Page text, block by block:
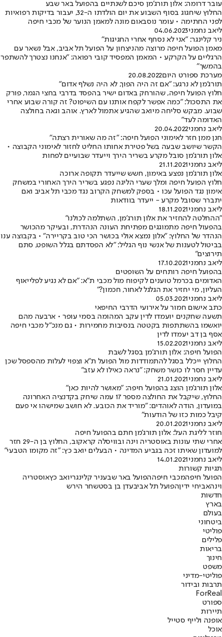
עובר דרומה: אלון תורג'מן סיכם לשנתיים בהפועל באר שבע
החלוץ שיחגוג בסוף השבוע את יום הולדתו ה-32, יעבור בדיקות רפואיות
לפני החתימה • עומר נוסבאום מונה למאמן הנוער של מכבי חיפה
ליאב נחמני04.06.2023
ניר קלינגר: "אני לא נסחף אחרי החגיגות"
מאמן הפועל חיפה מרוצה מהניצחון על הפועל תל אביב, אבל נשאר עם
הרגליים על הקרקע • המאמן המפסיד קובי רפואה: "אנחנו נצטרך להשתפר
בהמשך"
מערכת ספורט היום20.08.2022
תורג'מן לא נרגע: "אם זה היה הפוך, לא היה נשלף אדום"
חלוץ הפועל חיפה, שהורחק באדום ישיר בהפסד בדרבי בחצי הגמר, פורק
את התסכול: "כמה אפשר לקפח אותנו עם השיפוט? זה קורה שבוע אחרי
שבוע. מבקש סליחה מיואב שהגיע אתמול לארץ. אוהב וגאה בחולצה
האדומה לעד"
ליאב נחמני20.04.2022
חנן ממן חזר לאימוני הפועל חיפה: "זה מה שאורית רצתה"
הקשר שיושב שבעה בשל פטירת אחותו החליט לחזור לאימוני הקבוצה •
אלון תורג'מן סובל מקרע בשריר הירך וייעדר שבועיים לפחות
ליאב נחמני21.11.2021
אלון תורג'מן נפצע באימון, חשש שייעדר תקופה ארוכה
חלוץ הפועל חיפה ומלך שערי הליגה נפגע בשריר הירך האחורי במשחק
אימון נגד הפועל עכו • בספק למשחק הקרוב נגד מכבי תל אביב ואם
יתברר שסובל מקרע - ייעדר בוודאות
ליאב נחמני18.11.2021
"ההחלטה להחזיר את אלון תורג'מן, השתלמה לכולנו"
בהפעול חיפה מתמוגגים מפתיחת העונה הנהדרת, ובעיקר מהכושר
הנהדר של החלוץ: "אלון נמצא אולי בכושר הכי טוב בקריירה" • בקבוצה ענו
בביטול לטענות של אנשי נוף הגליל: "לא הפסדתם בגלל השופט, סתם
תירוצים"
ליאב נחמני17.10.2021
בהפועל חיפה רותחים על השופטים
האדומים בכרמל טוענים לקיפוח מול מכבי ת"א: "אם לא נגיע לפלייאוף
העליון, מי יחזיר את הגלגל לאחור, חכמון?"
ליאב נחמני05.03.2021
כתב אישום חמור על אירועי הדרבי החיפאי
תשעה שחקנים יועמדו לדין עקב המהומה בסמי עופר • ארבעה מהם
יואשמו בהשתתפות בקטטה בנסיבות מחמירות • גם מנכ"ל מכבי חיפה
אסף בן דב יעמדו לדין
ליאב נחמני15.02.2021
הפועל חיפה: אלון תורג'מן בסגל לשבת
החלוץ ייכלל בסגל להתמודדות מול הפועל ת"א וצפוי לעלות מהספסל שכן
עדיין חסר לו כושר משחק: "נראה כאילו לא עזב"
ליאב נחמני21.01.2021
אלון תורג'מן הוצג בהפועל חיפה: "מאושר להיות כאן"
החלוץ, שיקבל את החולצה מספר 17 עמה שיחק בקדנציה האחרונה
במועדון, הודה לאוהדים: "מוריד את הכובע. לא חושב שמישהו אי פעם
קיבל כמות כזו של הודעות"
ליאב נחמני20.01.2021
חוזר לליגת העל: אלון תורג'מן חתם בהפועל חיפה
אחרי שתי עונות באוסטריה וינה ובוויסלה קראקוב, החלוץ בן ה-29 חזר
למועדון שאיתו זכה בגביע המדינה • הבעלים יואב כץ: "זה מקומו הטבעי"
ליאב נחמני14.01.2021
תגיות קשורות
הפועל חיפהמכבי חיפההפועל באר שבעניר קלינגריואב כץאוסטריה
וינהאביחי ידיןהפועל תל אביבעדן בן בסטשחר הירש
חדשות
בארץ
בעולם
ביטחוני
פוליטי
פלילים
בריאות
חינוך
משפט
פוליטי-מדיני
תרבות ובידור
ForReal
ספורט
תיירות
אופנה ולייף סטייל
אוכל